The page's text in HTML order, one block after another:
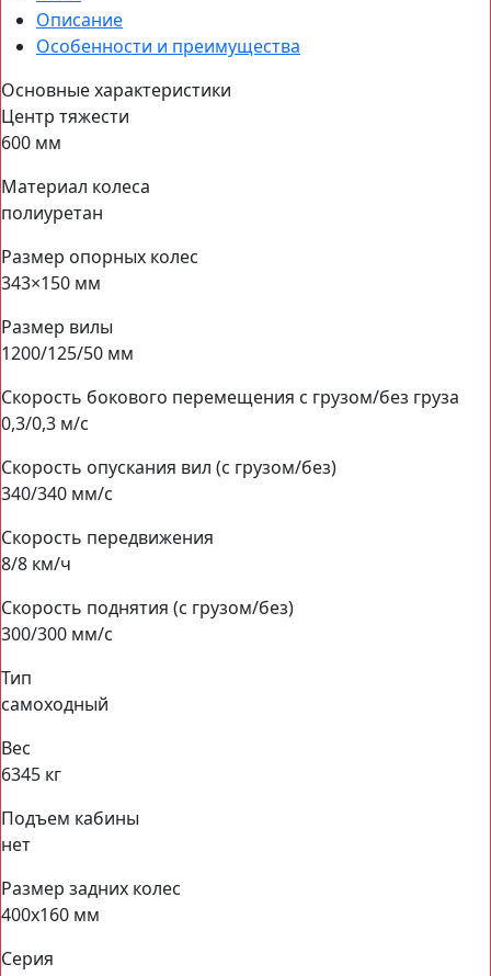
Описание
Особенности и преимущества
Основные характеристики
Центр тяжести
600 мм
Материал колеса
полиуретан
Размер опорных колес
343×150 мм
Размер вилы
1200/125/50 мм
Скорость бокового перемещения с грузом/без груза
0,3/0,3 м/с
Скорость опускания вил (с грузом/без)
340/340 мм/с
Скорость передвижения
8/8 км/ч
Скорость поднятия (с грузом/без)
300/300 мм/с
Тип
самоходный
Вес
6345 кг
Подъем кабины
нет
Размер задних колес
400х160 мм
Серия